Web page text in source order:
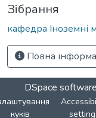
Зібрання
кафедра Іноземні
Повна
DSpace software
куків